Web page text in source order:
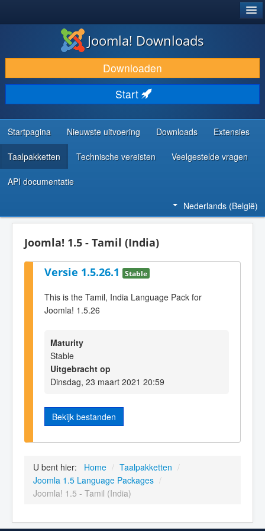
DOWNLOAD & BREID UIT
ONTDEK & LEER
COMMUNITY & ONDERSTEUNING
ONTWIKKELAARSBRONNEN
Joomla! Downloads
Downloaden
Start
Startpagina Nieuwste uitvoering Downloads Extensies
Taalpakketten Technische vereisten Veelgestelde vragen
API documentatie
Nederlands (België)
Joomla! 1.5 - Tamil (India)
Versie 1.5.26.1 Stable
This is the Tamil, India Language Pack for
Joomla! 1.5.26
Maturity
Stable
Uitgebracht op
Dinsdag, 23 maart 2021 20:59
Bekijk bestanden
U bent hier: Home / Taalpakketten /
Joomla 1.5 Language Packages /
Joomla! 1.5 - Tamil (India)